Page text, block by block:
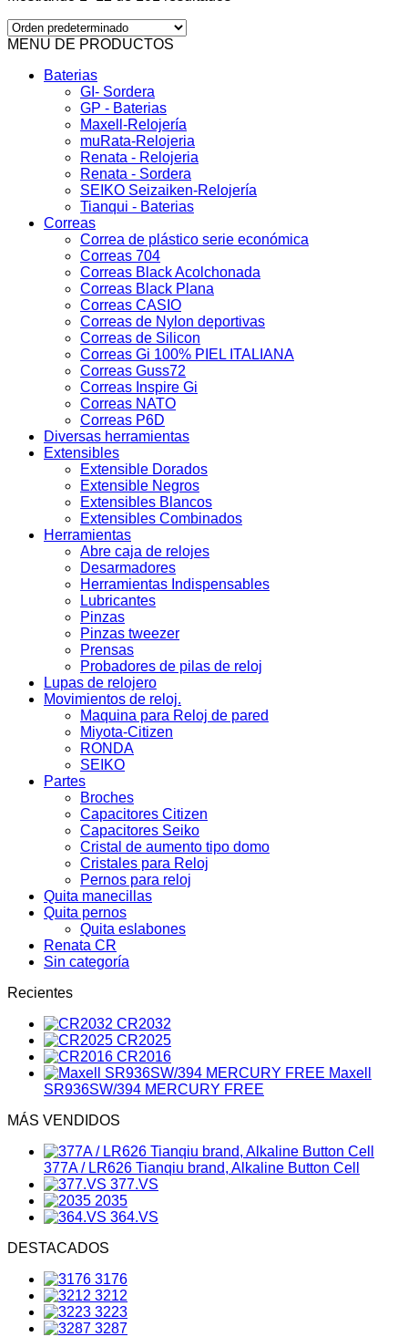
MENU DE PRODUCTOS
Baterias
GI- Sordera
GP - Baterias
Maxell-Relojería
muRata-Relojeria
Renata - Relojeria
Renata - Sordera
SEIKO Seizaiken-Relojería
Tianqui - Baterias
Correas
Correa de plástico serie económica
Correas 704
Correas Black Acolchonada
Correas Black Plana
Correas CASIO
Correas de Nylon deportivas
Correas de Silicon
Correas Gi 100% PIEL ITALIANA
Correas Guss72
Correas Inspire Gi
Correas NATO
Correas P6D
Diversas herramientas
Extensibles
Extensible Dorados
Extensible Negros
Extensibles Blancos
Extensibles Combinados
Herramientas
Abre caja de relojes
Desarmadores
Herramientas Indispensables
Lubricantes
Pinzas
Pinzas tweezer
Prensas
Probadores de pilas de reloj
Lupas de relojero
Movimientos de reloj.
Maquina para Reloj de pared
Miyota-Citizen
RONDA
SEIKO
Partes
Broches
Capacitores Citizen
Capacitores Seiko
Cristal de aumento tipo domo
Cristales para Reloj
Pernos para reloj
Quita manecillas
Quita pernos
Quita eslabones
Renata CR
Sin categoría
Recientes
CR2032
CR2025
CR2016
Maxell
SR936SW/394 MERCURY FREE
MÁS VENDIDOS
377A / LR626 Tianqiu brand, Alkaline Button Cell
377.VS
2035
364.VS
DESTACADOS
3176
3212
3223
3287